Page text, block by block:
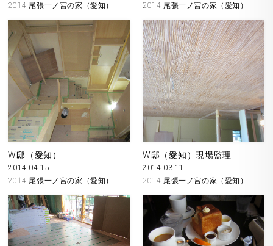
2014 尾張一ノ宮の家（愛知）
2014 尾張一ノ宮の家（愛知）
W邸（愛知）
2014.04.15
2014 尾張一ノ宮の家（愛知）
W邸（愛知）現場監理
2014.03.11
2014 尾張一ノ宮の家（愛知）